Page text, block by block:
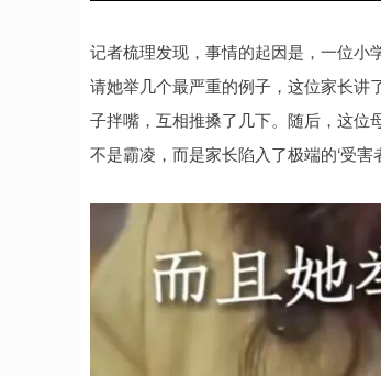
记者梳理发现，事情的起因是，一位小
请她举几个最严重的例子，这位家长讲
子拌嘴，互相推搡了几下。随后，这位
不是霸凌，而是家长陷入了极端的‘受